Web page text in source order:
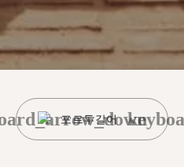
포르투갈어